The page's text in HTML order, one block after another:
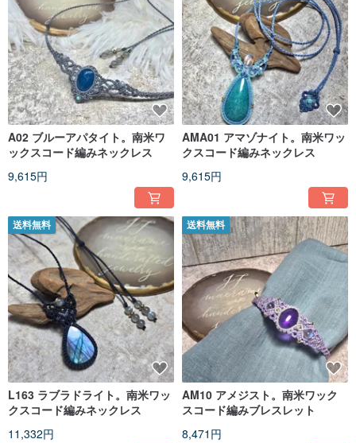
A02 ブルーアパタイト。南米ワ
ックスコード編みネックレス
9,615円
AMA01 アマゾナイト。南米ワッ
クスコード編みネックレス
9,615円
送料無料
L163 ラブラドライト。南米ワッ
クスコード編みネックレス
11,332円
送料無料
AM10 アメジスト。南米ワック
スコード編みブレスレット
8,471円